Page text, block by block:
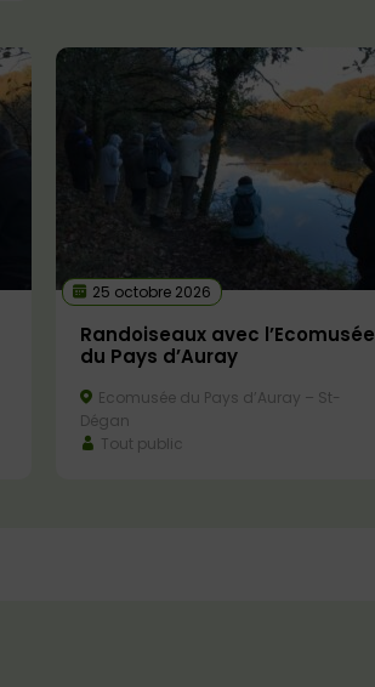
25 octobre 2026
Randoiseaux avec l’Ecomusée
du Pays d’Auray
Ecomusée du Pays d’Auray – St-
Dégan
Tout public